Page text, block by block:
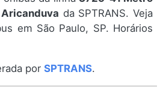
da SPTRANS. Veja
em São Paulo, SP. Horários
por SPTRANS.